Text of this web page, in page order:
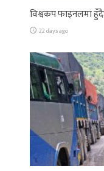
विश्वकप फाइनलमा
22 days ago